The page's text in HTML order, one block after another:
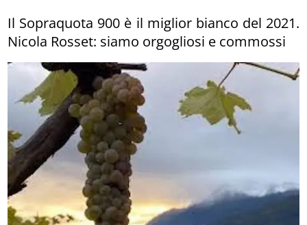
Il Sopraquota 900 è il miglior bianco del 2021.
Nicola Rosset: siamo orgogliosi e commossi